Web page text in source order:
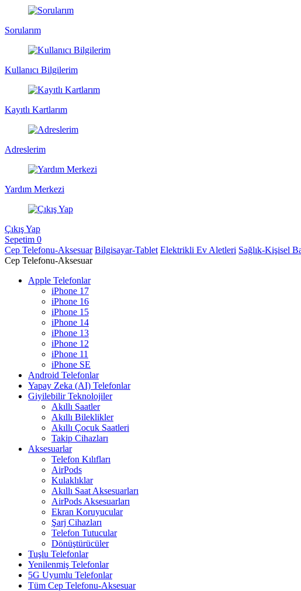
Sorularım
Kullanıcı Bilgilerim
Kayıtlı Kartlarım
Adreslerim
Yardım Merkezi
Çıkış Yap
Sepetim 0
Cep Telefonu-Aksesuar Bilgisayar-Tablet Elektrikli Ev Aletleri Sağlık-Kişisel
Cep Telefonu-Aksesuar
Apple Telefonlar
iPhone 17
iPhone 16
iPhone 15
iPhone 14
iPhone 13
iPhone 12
iPhone 11
iPhone SE
Android Telefonlar
Yapay Zeka (AI) Telefonlar
Giyilebilir Teknolojiler
Akıllı Saatler
Akıllı Bileklikler
Akıllı Çocuk Saatleri
Takip Cihazları
Aksesuarlar
Telefon Kılıfları
AirPods
Kulaklıklar
Akıllı Saat Aksesuarları
AirPods Aksesuarları
Ekran Koruyucular
Şarj Cihazları
Telefon Tutucular
Dönüştürücüler
Tuşlu Telefonlar
Yenilenmiş Telefonlar
5G Uyumlu Telefonlar
Tüm Cep Telefonu-Aksesuar